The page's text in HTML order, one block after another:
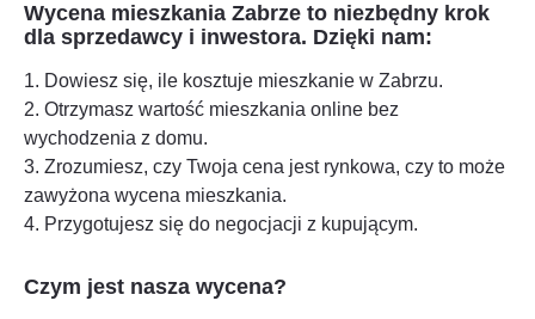
Wycena mieszkania Zabrze to niezbędny krok
dla sprzedawcy i inwestora. Dzięki nam:
1. Dowiesz się, ile kosztuje mieszkanie w Zabrzu.
2. Otrzymasz wartość mieszkania online bez
wychodzenia z domu.
3. Zrozumiesz, czy Twoja cena jest rynkowa, czy to może
zawyżona wycena mieszkania.
4. Przygotujesz się do negocjacji z kupującym.
Czym jest nasza wycena?